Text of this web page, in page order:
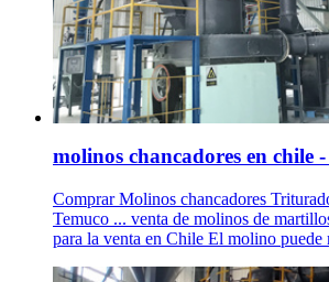
molinos chancadores en chile -
Comprar Molinos chancadores
Temuco ... venta de molinos de
para la venta en Chile El molino puede